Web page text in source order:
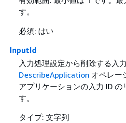
す。
必須: はい
InputId
入力処理設定から削除する入力
DescribeApplication オペレー
アプリケーションの入力 ID の
す。
タイプ: 文字列